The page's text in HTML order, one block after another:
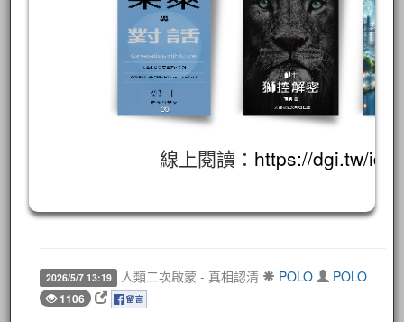
線上閱讀： https://dgi.tw/id/
2026/5/7 13:19 人類二次啟蒙 - 真相認清 POLO POLO
1106